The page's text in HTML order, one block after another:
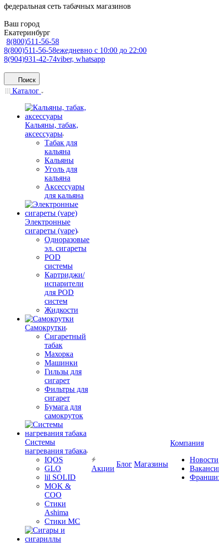
федеральная сеть табачных магазинов
Ваш город
Екатеринбург
8(800)511-56-58
8(800)511-56-58ежедневно с 10:00 до 22:00
8(904)931-42-74viber, whatsapp
Поиск
Каталог
Кальяны, табак,
аксессуары
Табак для
кальяна
Кальяны
Уголь для
кальяна
Аксессуары
для кальяна
Электронные
сигареты (vape)
Одноразовые
эл. сигареты
POD
системы
Картриджи/
испарители
для POD
систем
Жидкости
Самокрутки
Сигаретный
табак
Махорка
Машинки
Гильзы для
сигарет
Фильтры для
сигарет
Бумага для
самокруток
Системы
нагревания табака
IQOS
GLO
lil SOLID
MOK &
COO
Стики
Ashima
Стики MC
Акции
Блог Магазины
Компания
Новости